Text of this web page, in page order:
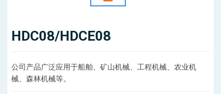
HDC08/HDCE08
公司产品广泛应用于船舶、矿山机械、工程机械、农业机
械、森林机械等。